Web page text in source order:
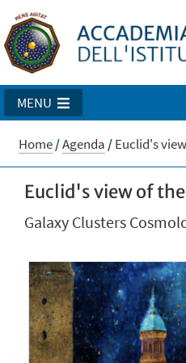
MENU
Home/Agenda /Euclid's
Euclid's view of
Galaxy Clusters